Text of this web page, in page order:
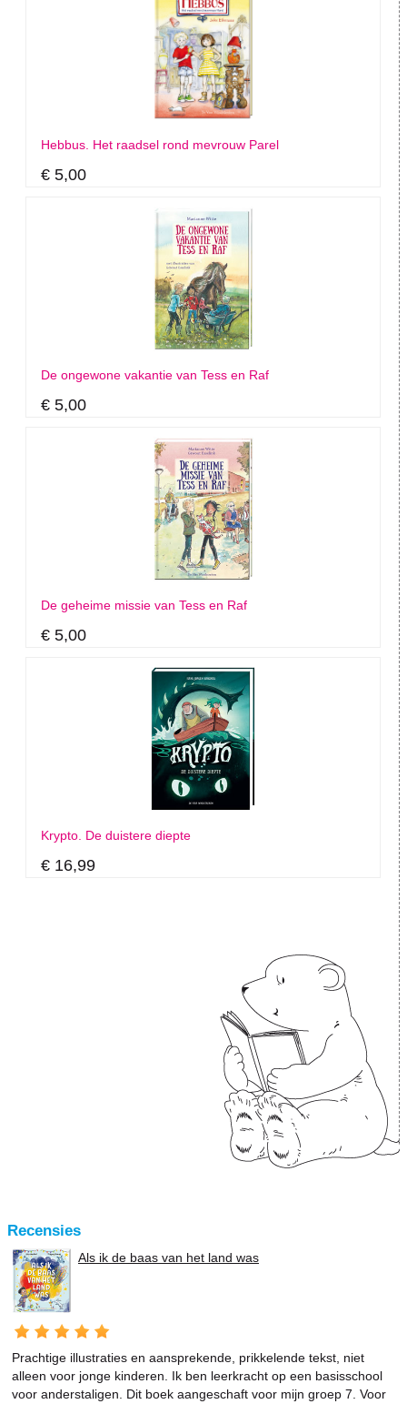
Hebbus. Het raadsel rond mevrouw Parel
€ 5,00
De ongewone vakantie van Tess en Raf
€ 5,00
De geheime missie van Tess en Raf
€ 5,00
Krypto. De duistere diepte
€ 16,99
Recensies
Als ik de baas van het land was
Prachtige illustraties en aansprekende, prikkelende tekst, niet
alleen voor jonge kinderen. Ik ben leerkracht op een basisschool
voor anderstaligen. Dit boek aangeschaft voor mijn groep 7. Voor